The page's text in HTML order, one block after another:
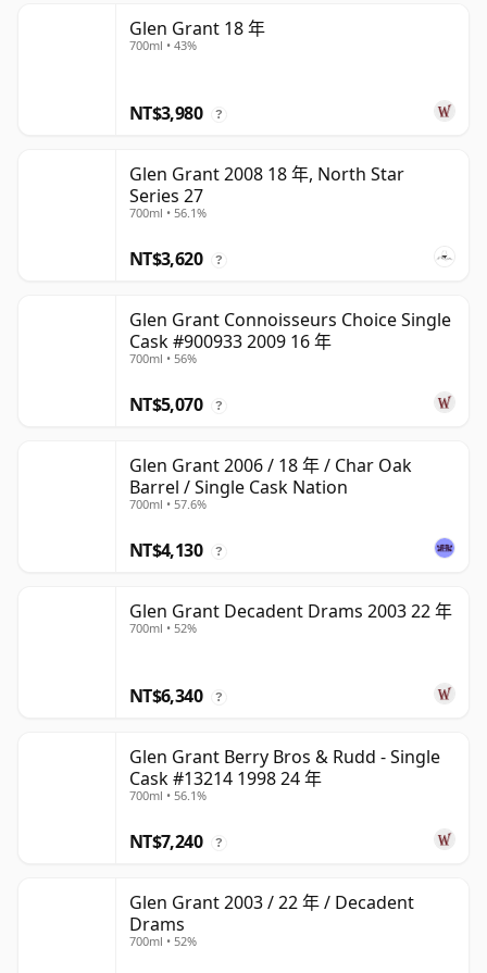
Glen Grant 18 年
700ml • 43%
NT$3,980 ?
Glen Grant 2008 18 年, North Star
Series 27
700ml • 56.1%
NT$3,620 ?
Glen Grant Connoisseurs Choice Single
Cask #900933 2009 16 年
700ml • 56%
NT$5,070 ?
Glen Grant 2006 / 18 年 / Char Oak
Barrel / Single Cask Nation
700ml • 57.6%
NT$4,130 ?
Glen Grant Decadent Drams 2003 22 年
700ml • 52%
NT$6,340 ?
Glen Grant Berry Bros & Rudd - Single
Cask #13214 1998 24 年
700ml • 56.1%
NT$7,240 ?
Glen Grant 2003 / 22 年 / Decadent
Drams
700ml • 52%